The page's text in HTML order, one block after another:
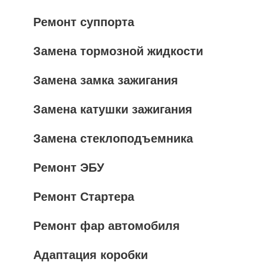
Ремонт суппорта
Замена тормозной жидкости
Замена замка зажигания
Замена катушки зажигания
Замена стеклоподъемника
Ремонт ЭБУ
Ремонт Стартера
Ремонт фар автомобиля
Адаптация коробки